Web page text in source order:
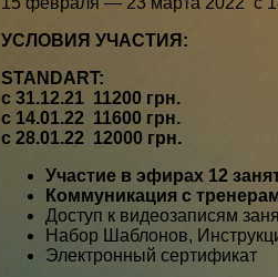
УСЛОВИЯ УЧАСТИЯ:
STANDART:
с 31.12.21 11200 грн.
с 14.01.22 11600 грн.
с 28.01.22 12000 грн.
Участие в эфирах 12
Коммуникация с
Доступ к видеозаписям
Набор Шаблонов,
Электронный сертификат